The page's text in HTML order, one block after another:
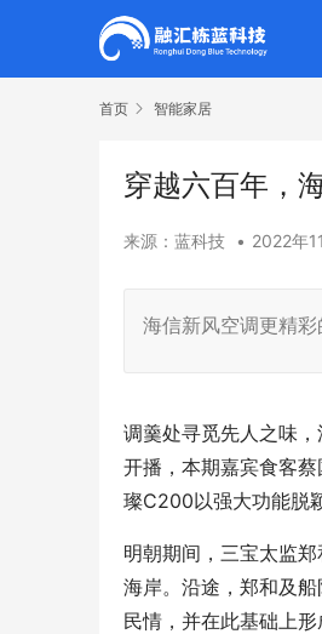
首页 智能家居
穿越六百年，
来源：蓝科技 • 2022年
海信新风空调更精彩
调羹处寻觅先人之味
开播，本期嘉宾食客
璨C200以强大功能脱
明朝期间，三宝太监
海岸。沿途，郑和及
民情，并在此基础上